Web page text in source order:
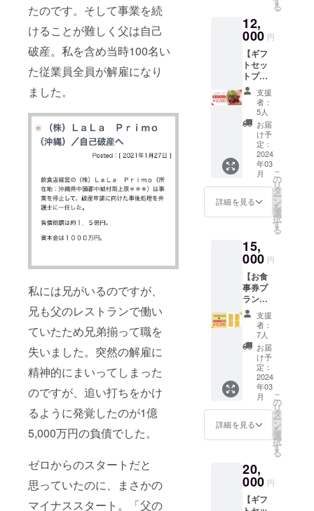
たのです。そして事業を続
けることが難しく父は自己
破産。私を含め当時100名い
た従業員全員が解雇になり
ました。
私には兄がいるのですが、
兄も父のレストランで働い
ていたため兄弟揃って職を
失いました。突然の解雇に
精神的にまいってしまった
のですが、追い打ちをかけ
るように発覚したのが1億
5,000万円の負債でした。
ゼロからのスタートだと
思っていたのに、まさかの
マイナススタート。「父の
ルや注
意書き
をご確
認くだ
さい。
商品の
ラベル
に表記
されま
す。 商
品開封
前には
必ずお
届けの
リター
ンに貼
付され
たラベ
ルや注
意書き
をご確
認くだ
フクギ
店でご
利用い
ただけ
ます。
※テイク
アウト
でもご
利用い
ただけ
ます。
※1回あ
たりの
ご利用
枚数に
制限は
ござい
お渡
し、現
金との
交換は
できま
せん。
※本券を
盗難・
紛失等
の場
合、当
社はそ
の責を
負いま
せん。
※有効期
限（1
2025/2/
28まで※
郵送で
のお届
る
12,
000 円
【ギフ
トセッ
トプラ
ン】
ミック
スセッ
ト自家
製ハン
バーグ6
食分＋
自家製
和牛ハ
ンバー
グ6食分
をお届
けいた
す。 お
届けす
るのは
ハン
バーグ
のみと
なり、
画像は
出来上
がりイ
メージ
です。
味付け
や盛り
付けは
アレン
ジして
冷凍便
にて郵
送での
お届け
支援
者：
5人
お届
け予
定：
2024
年03
月
詳細を見る
こ
の
リ
タ
ー
ン
を
選
択
す
る
15,
000 円
【お食
事券プ
ラン】
お食事
券
20,000
円分
を、
15,000
円でご
購入い
ただけ
ます
（25%
OFF）
※LaLa
フクギ
店でご
利用い
ただけ
支援
者：
7人
お届
け予
定：
2024
年03
月
詳細を見る
こ
の
リ
タ
ー
ン
を
選
択
す
る
20,
000 円
【ギフ